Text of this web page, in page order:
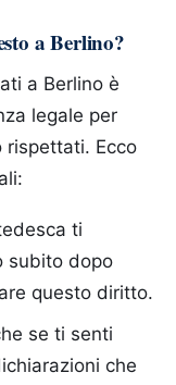
a Berlino?
a Berlino è
legale per
rispettati. Ecco
ti
subito dopo
questo diritto.
se ti senti
che